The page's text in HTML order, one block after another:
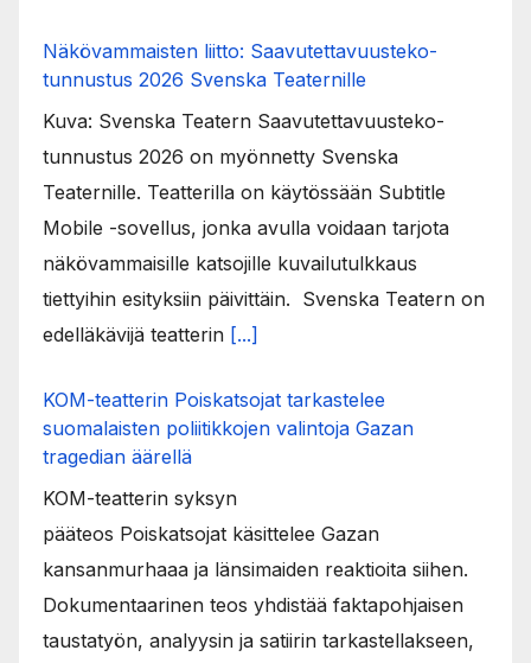
Näkövammaisten liitto: Saavutettavuusteko-
tunnustus 2026 Svenska Teaternille
Kuva: Svenska Teatern Saavutettavuusteko-
tunnustus 2026 on myönnetty Svenska
Teaternille. Teatterilla on käytössään Subtitle
Mobile -sovellus, jonka avulla voidaan tarjota
näkövammaisille katsojille kuvailutulkkaus
tiettyihin esityksiin päivittäin. Svenska Teatern on
edelläkävijä teatterin [...]
KOM-teatterin Poiskatsojat tarkastelee
suomalaisten poliitikkojen valintoja Gazan
tragedian äärellä
KOM-teatterin syksyn
pääteos Poiskatsojat käsittelee Gazan
kansanmurhaaa ja länsimaiden reaktioita siihen.
Dokumentaarinen teos yhdistää faktapohjaisen
taustatyön, analyysin ja satiirin tarkastellakseen,